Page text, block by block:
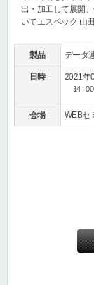
出・加工して展開
いてエスペック 山
製品 データ
日時 2021年
14 :
会場 WEBセ